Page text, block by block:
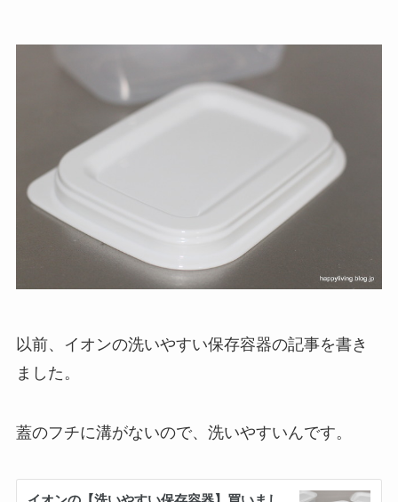
以前、イオンの洗いやすい保存容器の記事を書き
ました。
蓋のフチに溝がないので、洗いやすいんです。